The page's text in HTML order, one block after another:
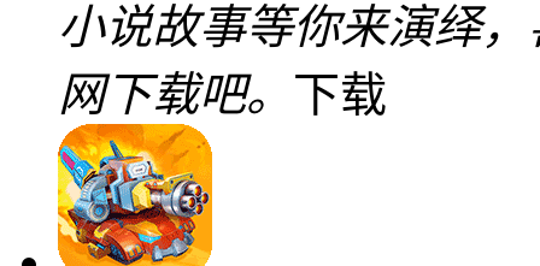
小说故事等你来演绎
网下载吧。 下载